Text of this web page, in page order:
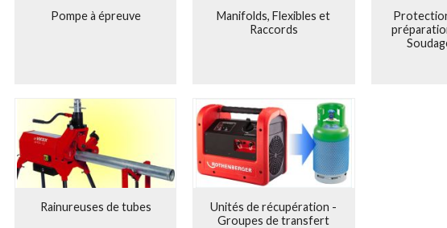
Pompe à épreuve
Manifolds, Flexibles et
Raccords
Rainureuses de tubes
Unités de récupération -
Groupes de transfert